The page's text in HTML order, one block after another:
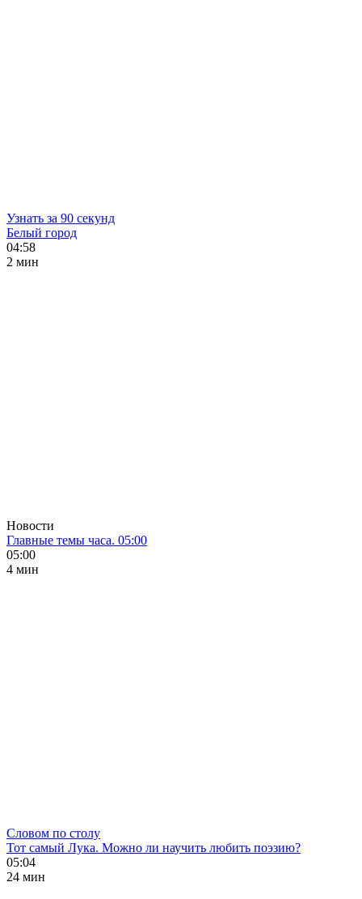
Узнать за 90 секунд
Белый город
04:58
2 мин
Новости
Главные темы часа. 05:00
05:00
4 мин
Словом по столу
Тот самый Лука. Можно ли научить любить поэзию?
05:04
24 мин